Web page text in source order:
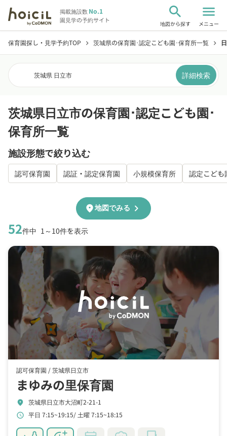
掲載施設数No.1
園見学の予約サイト
search
地図から探す
menu
メニュー
保育園探し・見学予約TOP chevron_right 茨城県の保育園･認定こども園･保育所一覧 chevron_right
茨城県 日立市 詳細検索
茨城県日立市の保育園･認定こども園･
保育所一覧
施設形態で絞り込む
認可保育園 認証・認定保育園 小規模保育所 認定こども
52件中 1～10件を表示
location_on地図でみる chevron_right
認可保育園 /茨城県日立市
まゆみの里保育園
location_on 茨城県日立市大沼町2-21-1
schedule 平日 7:15~19:15 土曜 7:15~18:15